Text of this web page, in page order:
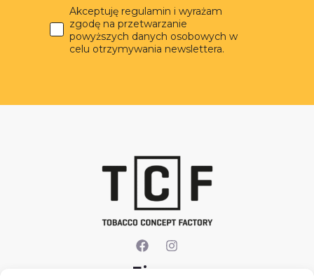
Akceptuję regulamin i wyrażam
zgodę na przetwarzanie
powyższych danych osobowych w
celu otrzymywania newslettera.
Firma